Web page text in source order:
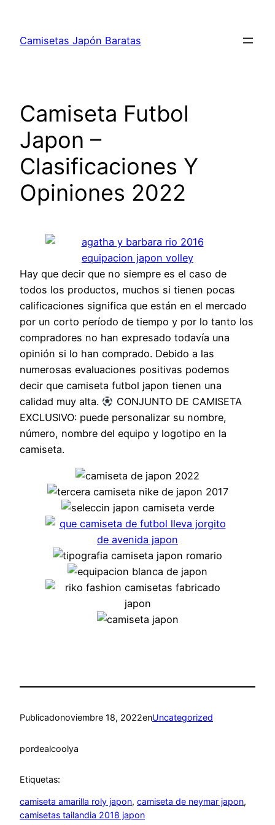
contenido
Camisetas Japón Baratas
Camiseta Futbol
Japon –
Clasificaciones Y
Opiniones 2022
Hay que decir que no siempre es el caso de
todos los productos, muchos si tienen pocas
calificaciones significa que están en el mercado
por un corto período de tiempo y por lo tanto los
compradores no han expresado todavía una
opinión si lo han comprado. Debido a las
numerosas evaluaciones positivas podemos
decir que camiseta futbol japon tienen una
calidad muy alta.
CONJUNTO DE CAMISETA
EXCLUSIVO: puede personalizar su nombre,
número, nombre del equipo y logotipo en la
camiseta.
Publicadonoviembre 18, 2022enUncategorized
pordealcoolya
Etiquetas:
camiseta amarilla roly japon, camiseta de neymar japon
camisetas tailandia 2018 japon